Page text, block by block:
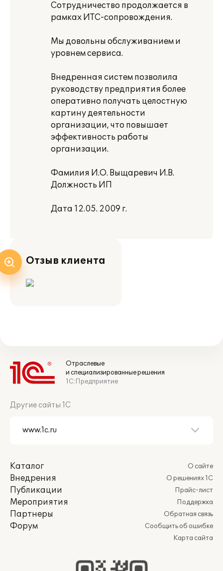
Сотрудничество продолжается в
рамках ИТС-сопровождения.
Мы довольны обслуживанием и
уровнем сервиса.
Внедренная систем позволила
руководству предприятия более
оперативно получать целостную
картину деятельности
организации, что повышает
эффективность работы
организации.
Фамилия И.О. Выщаревич И.В.
Должность ИП
Дата 12.05. 2009 г.
Отзыв клиента
Отраслевые
и специализированные решения
1С:Предприятие
Другие сайты 1С
Каталог
Внедрения
Публикации
Мероприятия
Партнеры
Форум
О сайте
О решениях 1С
Прайс-лист
Поддержка
Обратная связь
Сообщить об ошибке
Карта сайта